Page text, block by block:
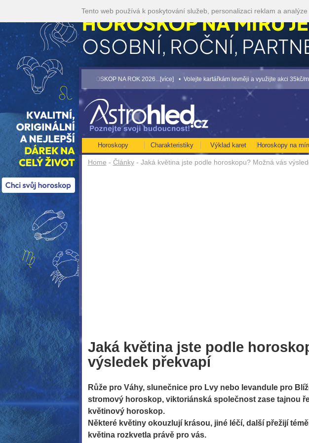
Home - Články- Jaká květina jste podle horoskopu? Možná vás
Jaká květina jste podle
výsledek překvapí
Růže pro Váhy, slunečnice pro Lvy nebo levandule pro
stromový horoskop, viktoriánská společnost zase tajnou
květinový horoskop.
Některé květiny okouzlují krásou, jiné léčí, další přežijí
květina rozkvetla právě pro vás.
Horoskopy Charakteristiky Výklad karet Horoskopy na
ROČNÍ HOROSKOP NA ROK 2026...[více] • Volejte kartářkám levněji a využijte akci 35kč/min! [více] •
Tento web používá k poskytování služeb, personalizaci reklam a